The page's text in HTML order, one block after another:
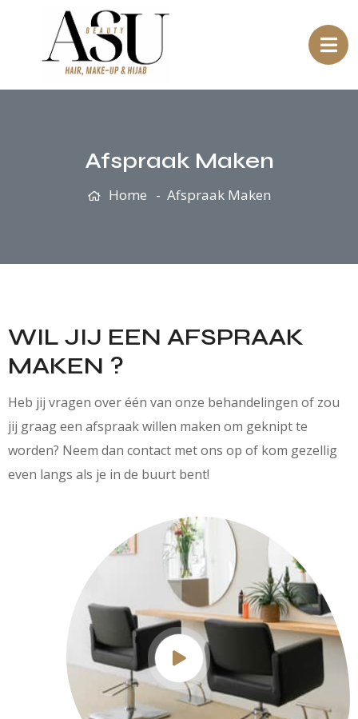
Afspraak Maken
Home Afspraak Maken
WIL JIJ EEN AFSPRAAK
MAKEN ?
Heb jij vragen over één van onze behandelingen of zou
jij graag een afspraak willen maken om geknipt te
worden? Neem dan contact met ons op of kom gezellig
even langs als je in de buurt bent!